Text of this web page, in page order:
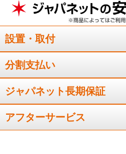
点火がとてもスム－ズです。天板
のお手入れがかなり楽になりまし
おり、安心して使えます。買い替え
※「お客様の声」は実際にご購入されたお
商品により、同一シリーズをご購入され
設置・取付
分割支払い
ジャパネット長期保証
アフターサービス